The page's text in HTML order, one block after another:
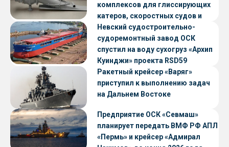
комплексов для глиссирующих
катеров, скоростных судов и
судов с малой осадкой
Невский судостроительно-
судоремонтный завод ОСК
спустил на воду сухогруз «Архип
Куинджи» проекта RSD59
Ракетный крейсер «Варяг»
приступил к выполнению задач
на Дальнем Востоке
Предприятие ОСК «Севмаш»
планирует передать ВМФ РФ АПЛ
«Пермь» и крейсер «Адмирал